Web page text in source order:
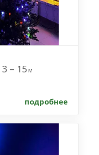
3 – 15м
подробнее